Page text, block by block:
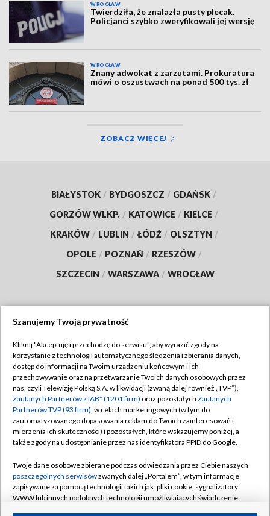
WROCŁAW
Twierdziła, że znalazła pusty plecak.
Policjanci szybko zweryfikowali jej wersję
WROCŁAW
Znany adwokat z zarzutami. Prokuratura
mówi o oszustwach na ponad 500 tys. zł
ZOBACZ WIĘCEJ
BIAŁYSTOK / BYDGOSZCZ / GDAŃSK /
GORZÓW WLKP. / KATOWICE / KIELCE /
KRAKÓW / LUBLIN / ŁÓDŹ / OLSZTYN /
OPOLE / POZNAŃ / RZESZÓW /
SZCZECIN / WARSZAWA / WROCŁAW
TVP
Abonament TVP
Emisja w TVP
Centrum informacji TVP
Naziemna Telewizja Cyfrowa
Rada Programowa
System NOS
Informacje o nadawcy
Regulamin TVP
Polityka prywatności
Moje zgody
Pomoc
Kontakt
Szanujemy Twoją prywatność
Kliknij "Akceptuję i przechodzę do serwisu", aby wyrazić zgody na
korzystanie z technologii automatycznego śledzenia i zbierania danych,
dostęp do informacji na Twoim urządzeniu końcowym i ich
przechowywanie oraz na przetwarzanie Twoich danych osobowych przez
nas, czyli Telewizję Polską S.A. w likwidacji (zwaną dalej również „TVP”),
Zaufanych Partnerów z IAB* (1201 firm) oraz pozostałych Zaufanych
Partnerów TVP (93 firm), w celach marketingowych (w tym do
zautomatyzowanego dopasowania reklam do Twoich zainteresowań i
mierzenia ich skuteczności) i pozostałych, które wskazujemy poniżej, a
także zgody na udostępnianie przez nas identyfikatora PPID do Google.
Twoje dane osobowe zbierane podczas odwiedzania przez Ciebie naszych
poszczególnych serwisówzwanych dalej „Portalem”, w tym informacje
zapisywane za pomocą technologii takich jak: pliki cookie, sygnalizatory
WWW lub innych podobnych technologii umożliwiających świadczenie